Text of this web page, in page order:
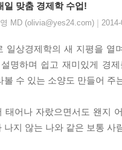
일 맞춤 경제학 수업!
MD (olivia@yes24.com) |
일상경제학의 새 지평을
명하며 쉽고 재미있게 경
볼 수 있는 소양도 만들어 주
태어나 자랐으면서도 왠지
나지 않는 나와 같은 보통